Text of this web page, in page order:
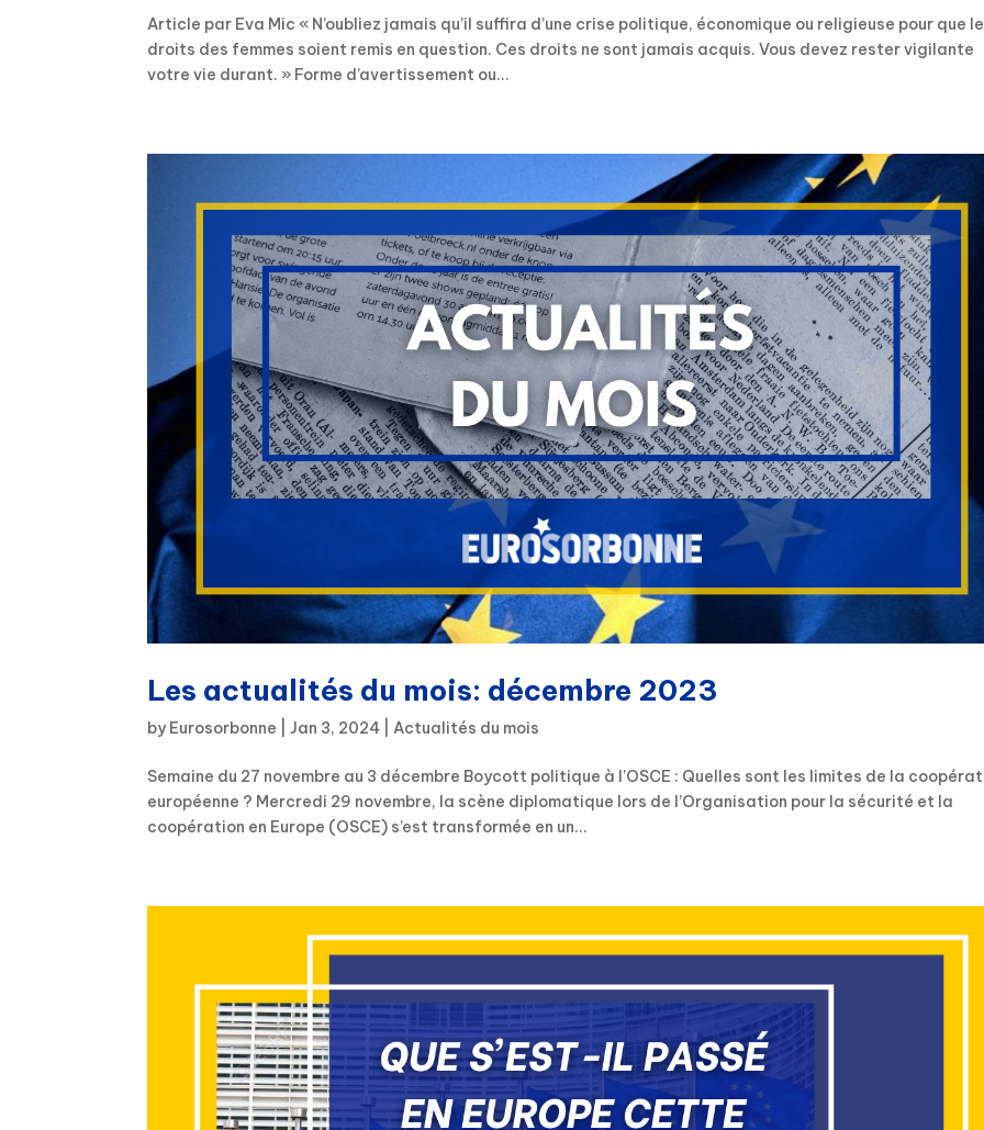
Article par Eva Mic « N’oubliez jamais qu’il suffira d’une crise politique, économique ou religieuse pour que
droits des femmes soient remis en question. Ces droits ne sont jamais acquis. Vous devez rester vigilante
votre vie durant. » Forme d’avertissement ou...
Les actualités du mois: décembre 2023
by Eurosorbonne |Jan 3, 2024 Actualités du mois
Semaine du 27 novembre au 3 décembre Boycott politique à l’OSCE : Quelles sont les limites de la
européenne ? Mercredi 29 novembre, la scène diplomatique lors de l’Organisation pour la sécurité et la
coopération en Europe (OSCE) s’est transformée en un...